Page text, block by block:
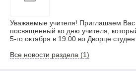
Уважаемые учителя! Приглашаем Вас
посвященный ко дню учителя,
5-го октября в 19:00 во Дворце
Все новости раздела (1)